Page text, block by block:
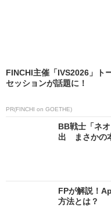
FINCHI主催「IVS2026」ト
セッションが話題に！
PR(FINCHI on GOETHE)
BB戦士「ネ
出 まさかの
FPが解説！
方法とは？